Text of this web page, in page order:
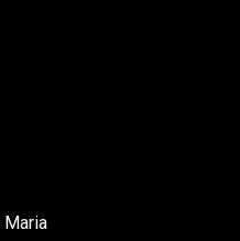
Maria